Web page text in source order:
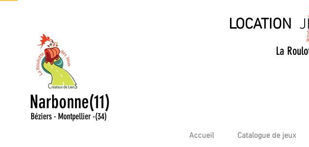
LOCATION
La
Narbonne(11)
Béziers - Montpellier -(34)
Accueil Catalogue de jeux